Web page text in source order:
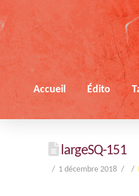
Accueil Édito
largeSQ-151
1 décembre 2018